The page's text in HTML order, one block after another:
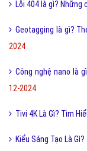
Lỗi 404 là gì? Những
Geotagging là gì?
2024
Công nghệ nano là
12-2024
Tivi 4K Là Gì? Tìm
Kiểu Sáng Tạo Là